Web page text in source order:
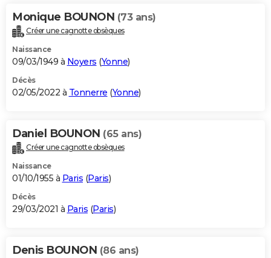
Monique BOUNON (73 ans)
Créer une cagnotte obsèques
Naissance
09/03/1949 à Noyers (Yonne)
Décès
02/05/2022 à Tonnerre (Yonne)
Daniel BOUNON (65 ans)
Créer une cagnotte obsèques
Naissance
01/10/1955 à Paris (Paris)
Décès
29/03/2021 à Paris (Paris)
Denis BOUNON (86 ans)